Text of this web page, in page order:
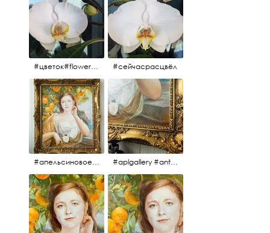
#цветок#flowers #💜🌸 #сейчасрасцвёл
#апельсиновоедерево #плодородие #изобилие #картина #портрет #живопись #девушка #апельсиновоедерево #плодородие #рама #антикварнаярама #антиквариат #antiques #abundance #aplgallery #portrait #painting #frame #fertility #orangetree @aplgallery #aplgallery #antiques #painting #portrait #frame #antiqueframe #abundance #fertility #orangetree #антиквариат#картина#фрагмент #живопись #улыбка #девушка #портрет #рама #антикварнаярама #изобилие #плодородие #апельсиновоедерево